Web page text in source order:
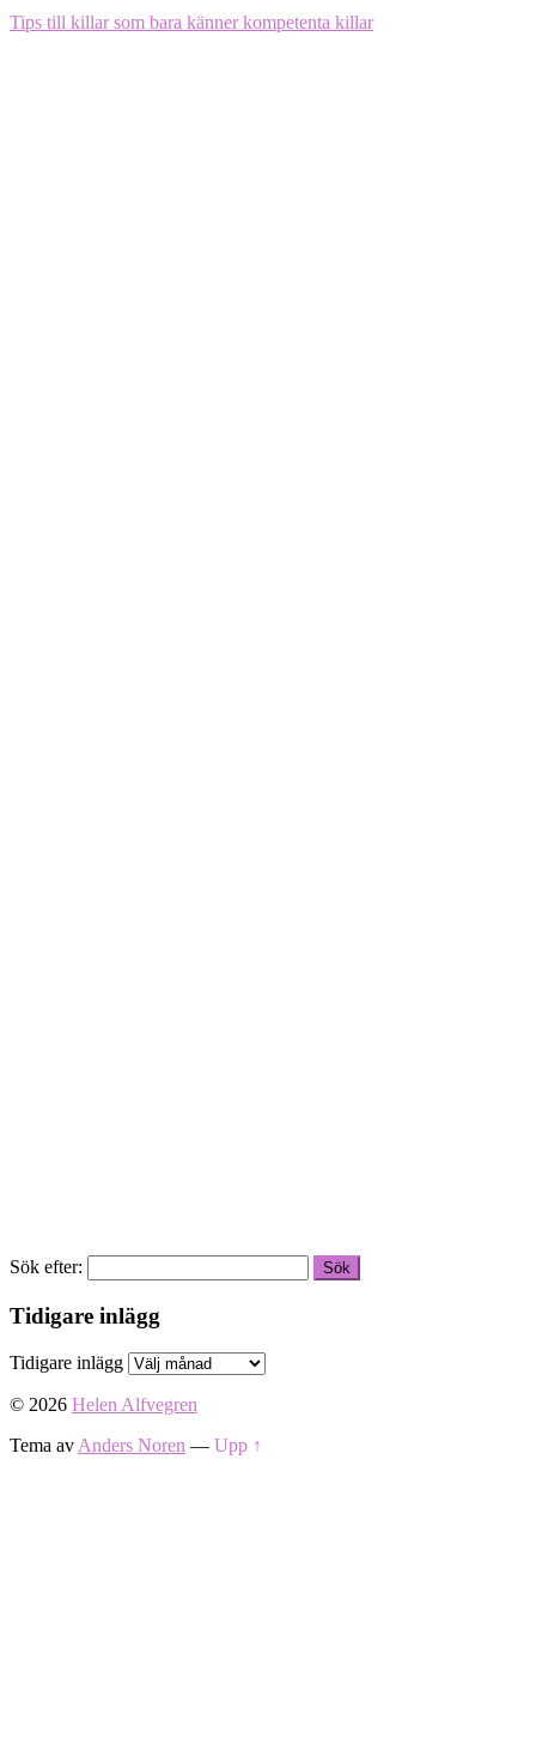
Tips till killar som bara känner kompetenta killar
Sök efter:
Tidigare inlägg
Tidigare inlägg
© 2026 Helen Alfvegren
Tema av Anders Noren — Upp ↑